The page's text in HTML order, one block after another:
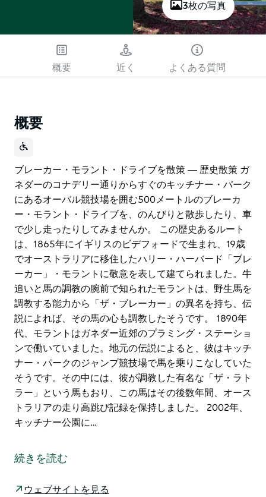
3枚の写真
概要 近く よくある質問
概要
ブレーカー・モラント・ドライブを散策 ― 歴史散策 ガ
ネダーのコナデリー通りからすぐのキッチナー・パーク
にあるオーバル競技場を囲む500メートルのブレーカ
ー・モラント・ドライブを、のんびりと散歩したり、車
で少し走ったりしてみませんか。 この歴史あるルート
は、1865年にイギリスのビデフォードで生まれ、19歳
でオーストラリアに移住したハリー・ハーバード「ブレ
ーカー」・モラントに敬意を表して建てられました。牛
追いと馬の調教の腕前で知られたモラントは、野生馬を
調教する能力から「ザ・ブレーカー」の異名を持ち、伝
説によれば、その馬の心も調教したそうです。 1890年
代、モラントはガネダー近郊のプラミング・ステーショ
ンで働いていました。地元の伝説によると、彼はキッチ
ナー・パークのジャンプ競技場で馬を乗りこなしていた
そうです。その中には、彼が調教した有名な「ザ・ラト
ラー」という馬もおり、この馬はその後数年間、オース
トラリアの走り高跳び記録を保持しました。 2002年、
キッチナー公園に…
ガネダーのコナデリー通りからすぐのキッチナー・パー
ー・モラント・ドライブを、のんびりと散歩したり、車
続きを読む
ウェブサイトを見る